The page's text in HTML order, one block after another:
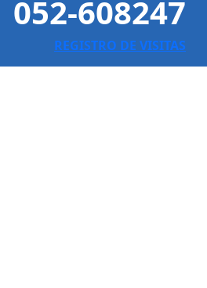
052-608247
REGISTRO DE VISITAS